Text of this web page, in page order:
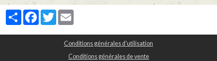
PartagerFacebook
Twitter
Conditions générales d'utilisation
Conditions générales de vente